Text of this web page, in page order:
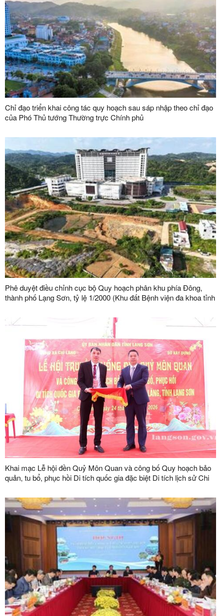
Chỉ đạo triển khai công tác quy hoạch sau sáp nhập theo chỉ đạo
của Phó Thủ tướng Thường trực Chính phủ
Phê duyệt điều chỉnh cục bộ Quy hoạch phân khu phía Đông,
thành phố Lạng Sơn, tỷ lệ 1/2000 (Khu đất Bệnh viện đa khoa tỉnh
Khai mạc Lễ hội đền Quỷ Môn Quan và công bố Quy hoạch bảo
quản, tu bổ, phục hồi Di tích quốc gia đặc biệt Di tích lịch sử Chi